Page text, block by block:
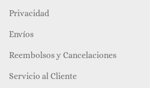
Privacidad
Envíos
Reembolsos y Cancelaciones
Servicio al Cliente